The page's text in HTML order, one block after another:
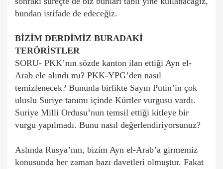
bundan istifade de edeceğiz.
BİZİM DERDİMİZ BURADAKİ
TERÖRİSTLER
SORU- PKK’nın sözde kanton ilan ettiği Ayn el-
Arab ele alındı mı? PKK-YPG’den nasıl
temizlenecek? Bununla birlikte Sayın Putin’in çok
uluslu Suriye tanımı içinde Kürtler vurgusu vardı.
Suriye Milli Ordusu’nun temsil ettiği kitleye bir
vurgu yapılmadı. Bunu nasıl değerlendiriyorsunuz?
Aslında Rusya’nın, bizim Ayn el-Arab’a girmemiz
konusunda her zaman bazı davetleri olmuştur. Fakat